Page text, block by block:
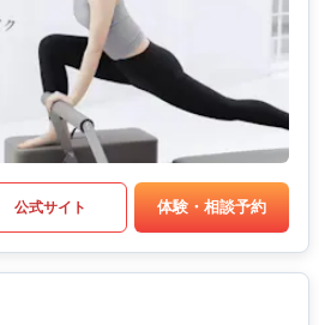
公式サイト 体験・相談予約